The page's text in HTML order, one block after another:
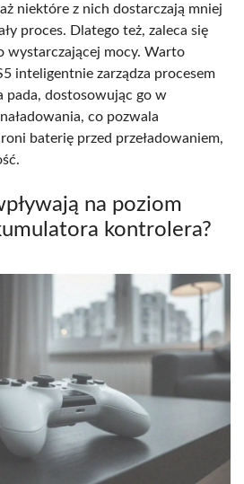
niektóre z nich dostarczają mniej
proces. Dlatego też, zaleca się
wystarczającej mocy. Warto
inteligentnie zarządza procesem
pada, dostosowując go w
co pozwala
baterię przed przeładowaniem,
na poziom
kontrolera?